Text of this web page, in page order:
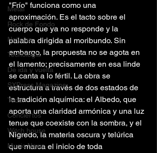
Metal
Rock de Fondo
Noticias
Tecnología
De ida y vuelta
SXPress Magazine
Todo
Conciertos
Witch house
Music News
"Frío" funciona como una
aproximación. Es el tacto sobre el
cuerpo que ya no responde y la
palabra dirigida al moribundo. Sin
embargo, la propuesta no se agota en
el lamento; precisamente en esa linde
se canta a lo fértil. La obra se
estructura a través de dos estados de
la tradición alquímica: el Albedo, que
aporta una claridad armónica y una luz
tenue que coexiste con la sombra, y el
Nigredo, la materia oscura y telúrica
que marca el inicio de toda